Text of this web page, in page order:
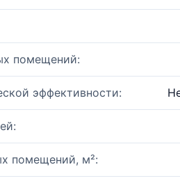
помещений:
эффективности:
помещений, м²: